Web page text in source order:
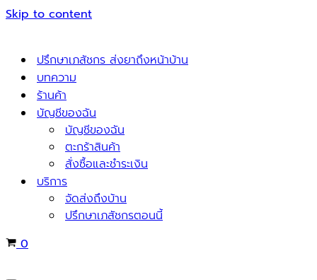
Skip to content
ปรึกษาเภสัชกร ส่งยาถึงหน้าบ้าน
บทความ
ร้านค้า
บัญชีของฉัน
บัญชีของฉัน
ตะกร้าสินค้า
สั่งซื้อและชำระเงิน
บริการ
จัดส่งถึงบ้าน
ปรึกษาเภสัชกรตอนนี้
Cart
0